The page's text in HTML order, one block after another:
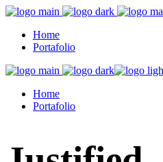
Home
Portafolio
Home
Portafolio